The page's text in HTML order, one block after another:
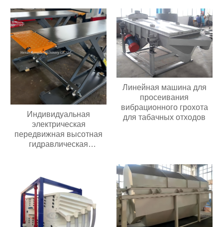
вибрирующего лоткового
питателя с контроллером
высокой
производительностью
Цена в Индонезии
Индивидуальная
электрическая
передвижная высотная
гидравлическая
Линейная машина для
просеивания
вибрационного грохота
для табачных отходов